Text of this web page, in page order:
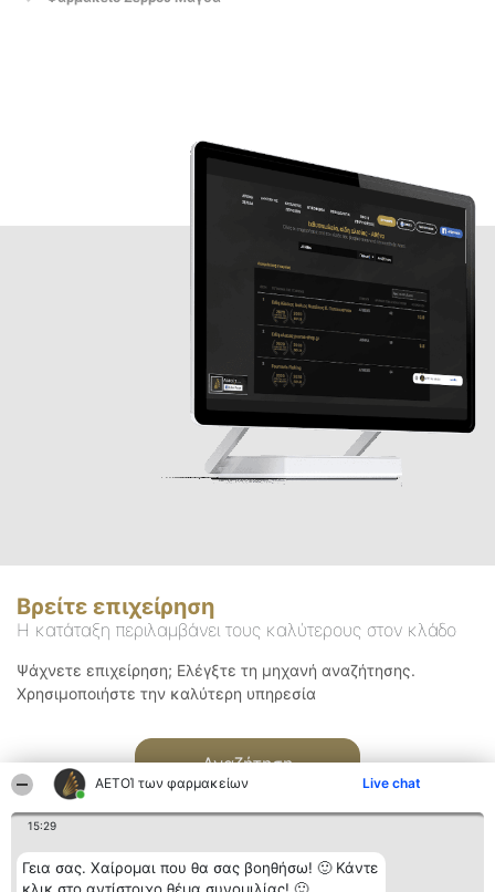
ΑΕΤΟΊ των φαρμακείων Live chat
15:29
Γεια σας. Χαίρομαι που θα σας βοηθήσω! 🙂 Κάντε
Βρείτε επιχείρηση
Η κατάταξη περιλαμβάνει τους καλύτερους στον κλάδο
Ψάχνετε επιχείρηση; Ελέγξτε τη μηχανή αναζήτησης.
Χρησιμοποιήστε την καλύτερη υπηρεσία
Αναζήτηση